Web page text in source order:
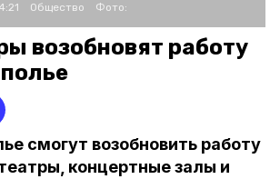
Общество Фото:
возобновят работу
смогут возобновить работу
концертные залы и